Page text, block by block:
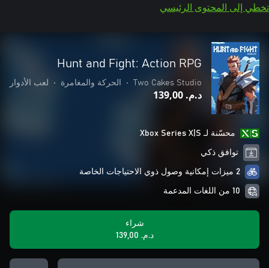
تخطي إلى المحتوى الرئيسي
Hunt and Fight: Action RPG
Two Cakes Studio
• الحركة والمغامرة • لعب الأدوار
د.م.‏ 139,00
محسّنة لـ Xbox Series X|S
توافق ذكي
2 ميزات إمكانية وصول ذوي الاحتياجات الخاصة
10 من اللغات المدعمة
شراء
د.م.‏ 139,00